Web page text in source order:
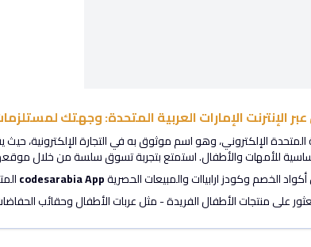
الإنترنت الإمارات العربية المتحدة: وجهتك
المتحدة الإلكتروني، وهو اسم موثوق به في التجارة
للأمهات والأطفال. استمتع بتجربة تسوق سلسة من خلال
الخصم وكودز ارابياات والمبيعات الحصريةcodesarabia App
على منتجات الأطفال الفريدة - مثل عربات الأطفال وحقائب